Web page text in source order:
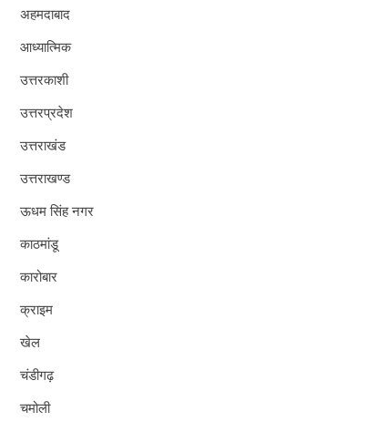
अहमदाबाद
आध्यात्मिक
उत्तरकाशी
उत्तरप्रदेश
उत्तराखंड
उत्तराखण्ड
ऊधम सिंह नगर
काठमांडू
कारोबार
क्राइम
खेल
चंडीगढ़
चमोली